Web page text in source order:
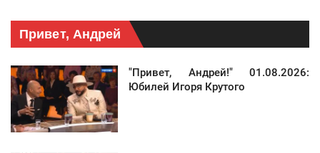
Привет, Андрей
"Привет, Андрей!" 01.08.2026:
Юбилей Игоря Крутого